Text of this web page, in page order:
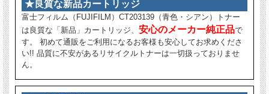
★良質な新品カートリッジ
富士フィルム（FUJIFILM）CT203139（青色・シアン）トナー
は良質な「新品」カートリッジ、 安心のメーカー純正品で
す。 初めて通販をご利用になるお客様も安心してお求めくださ
い!! 品質に不安があるリサイクルトナーは一切扱っておりませ
ん。